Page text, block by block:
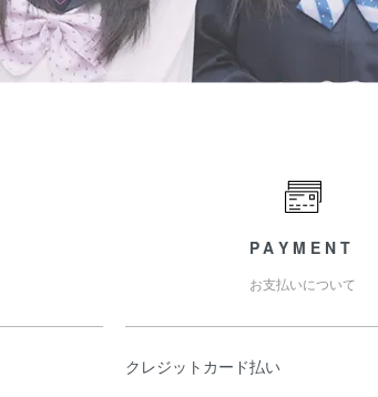
PAYMENT
お支払いについて
クレジットカード払い